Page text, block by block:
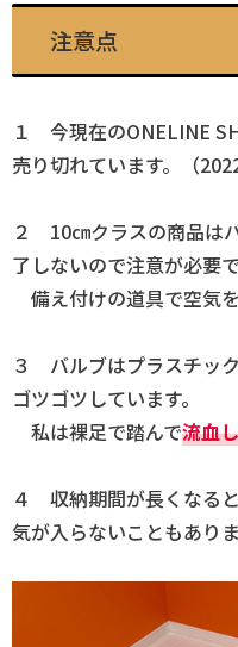
注意点
１ 今現在のONELINE
売り切れています。（
２ 10㎝クラスの商品は
了しないので注意が必要で
備え付けの道具で空気
３ バルブはプラスチック
ゴツゴツしています。
私は裸足で踏んで流血
４ 収納期間が長くなる
気が入らないこともありま